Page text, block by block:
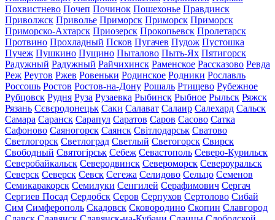
Похвистнево Почеп Починок Пошехонье Правдинск
Приволжск Приволье Приморск Приморск Приморск
Приморско-Ахтарск Приозерск Прокопьевск Пролетарск
Протвино Прохладный Псков Пугачев Пудож Пустошка
Пучеж Пушкино Пущино Пыталово Пыть-Ях Пятигорск
Радужный Радужный Райчихинск Раменское Рассказово Ревда
Реж Реутов Ржев Ровеньки Родинское Родники Рославль
Россошь Ростов Ростов-на-Дону Рошаль Ртищево Рубежное
Рубцовск Рудня Руза Рузаевка Рыбинск Рыбное Рыльск Ряжск
Рязань Сєвєродонецьк Саки Салават Салаир Салехард Сальск
Самара Саранск Сарапул Саратов Саров Сасово Сатка
Сафоново Саяногорск Саянск Світлодарськ Сватово
Светлогорск Светлоград Светлый Светогорск Свирск
Свободный Святогірськ Себеж Севастополь Северо-Курильск
Северобайкальск Северодвинск Североморск Североуральск
Северск Северск Севск Сегежа Селидово Сельцо Семенов
Семикаракорск Семилуки Сенгилей Серафимович Сергач
Сергиев Посад Сердобск Серов Серпухов Сертолово Сибай
Сим Симферополь Скадовск Сковородино Скопин Славгород